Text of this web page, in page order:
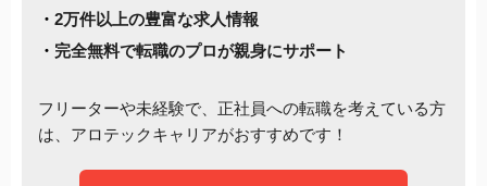
2万件以上の豊富な求人情報
完全無料で転職のプロが親身にサポート
フリーターや未経験で、正社員への転職を考えている方
は、アロテックキャリアがおすすめです！